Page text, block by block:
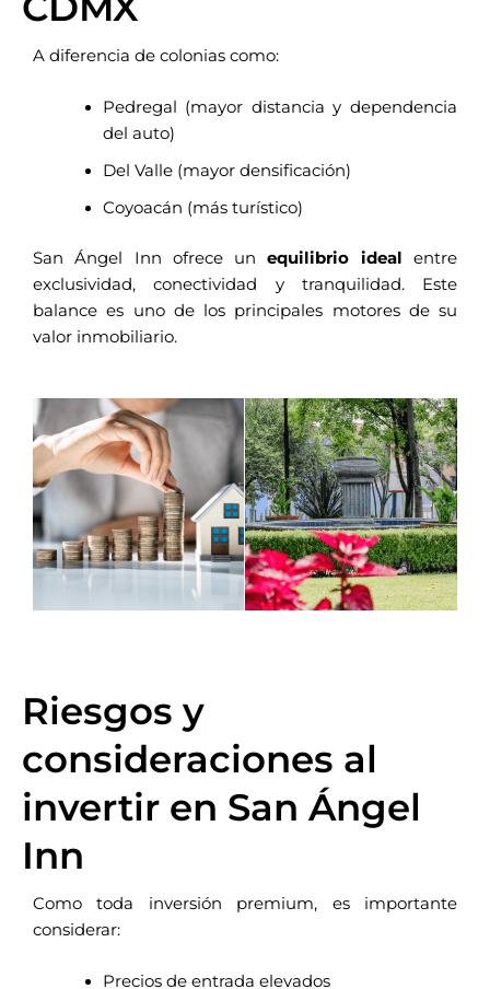
A diferencia de colonias como:
Pedregal (mayor distancia y dependencia
del auto)
Del Valle (mayor densificación)
Coyoacán (más turístico)
San Ángel Inn ofrece unequilibrio ideal entre
exclusividad, conectividad y tranquilidad. Este
balance es uno de los principales motores de su
valor inmobiliario.
Riesgos y
consideraciones al
invertir en San Ángel
Inn
Como toda inversión premium, es importante
considerar:
Precios de entrada elevados